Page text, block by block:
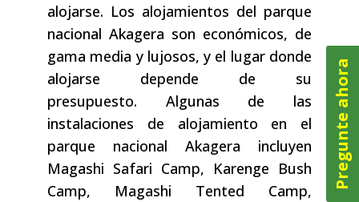
alojarse. Los alojamientos del parque
nacional Akagera son económicos, de
gama media y lujosos, y el lugar donde
alojarse depende de su
presupuesto. Algunas de las
instalaciones de alojamiento en el
parque nacional Akagera incluyen
Magashi Safari Camp, Karenge Bush
Camp, Magashi Tented Camp,
Pregunte ahora